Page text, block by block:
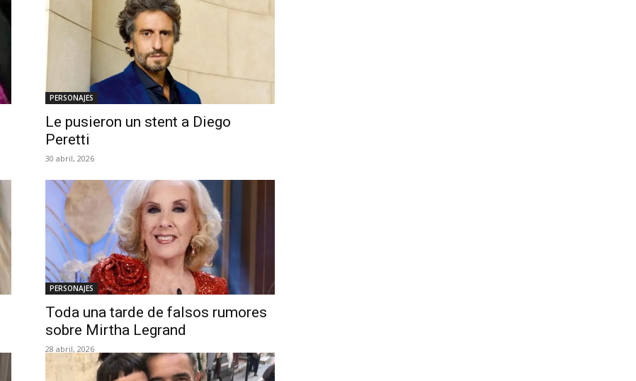
PERSONAJES
Le pusieron un stent a Diego
Peretti
30 abril, 2026
PERSONAJES
Toda una tarde de falsos rumores
sobre Mirtha Legrand
28 abril, 2026